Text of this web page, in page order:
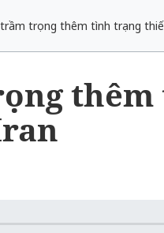
trọng thêm tình trạng